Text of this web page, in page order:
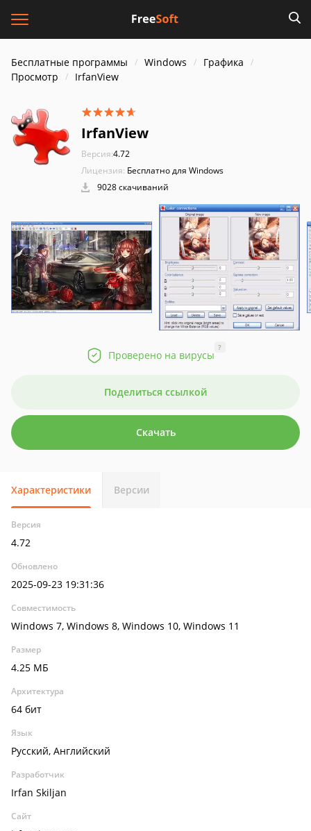
Бесплатные программы Windows
Графика
Просмотр
IrfanView
IrfanView
Версия:4.72
Лицензия: Бесплатно для Windows
9028 скачиваний
Проверено на вирусы
?
Поделиться ссылкой
Скачать
Характеристики Версии
Версия
4.72
Обновлено
2025-09-23 19:31:36
Совместимость
Windows 7, Windows 8, Windows 10, Windows 11
Размер
4.25 МБ
Архитектура
64 бит
Язык
Русский, Английский
Разработчик
Irfan Skiljan
Сайт